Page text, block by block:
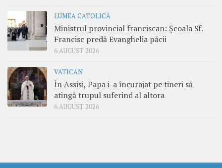
LUMEA CATOLICĂ
Ministrul provincial franciscan: Școala Sf.
Francisc predă Evanghelia păcii
6 AUGUST 2026
VATICAN
În Assisi, Papa i-a încurajat pe tineri să
atingă trupul suferind al altora
6 AUGUST 2026